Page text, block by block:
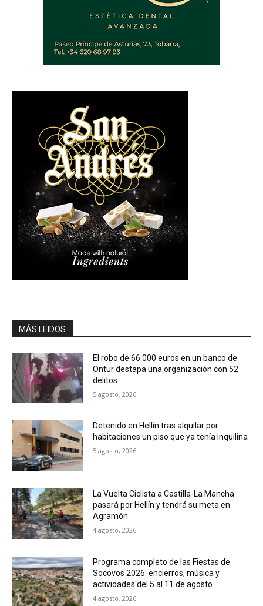
MÁS LEIDOS
El robo de 66.000 euros en un banco de
Ontur destapa una organización con 52
delitos
5 agosto, 2026
Detenido en Hellín tras alquilar por
habitaciones un piso que ya tenía inquilina
5 agosto, 2026
La Vuelta Ciclista a Castilla-La Mancha
pasará por Hellín y tendrá su meta en
Agramón
4 agosto, 2026
Programa completo de las Fiestas de
Socovos 2026: encierros, música y
actividades del 5 al 11 de agosto
4 agosto, 2026